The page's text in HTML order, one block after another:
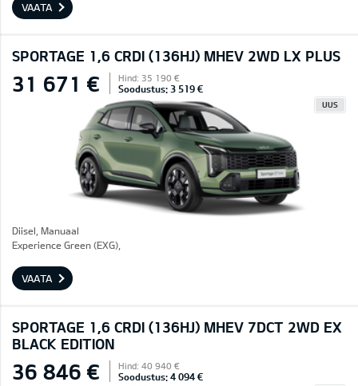
VAATA
SPORTAGE 1,6 CRDI (136HJ) MHEV 2WD LX PLUS
31 671 € Hind: 35 190 €
Soodustus: 3 519 €
UUS
Diisel, Manuaal
Experience Green (EXG),
VAATA
SPORTAGE 1,6 CRDI (136HJ) MHEV 7DCT 2WD EX
BLACK EDITION
36 846 € Hind: 40 940 €
Soodustus: 4 094 €